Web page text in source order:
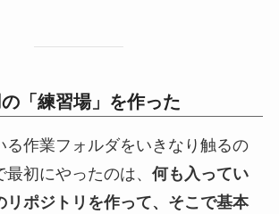
「練習場」を作った
る作業フォルダをいきなり触るの
初にやったのは、 何も入ってい
リポジトリを作って、そこで基本